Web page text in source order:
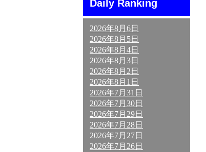
Daily Ranking
2026年8月6日
2026年8月5日
2026年8月4日
2026年8月3日
2026年8月2日
2026年8月1日
2026年7月31日
2026年7月30日
2026年7月29日
2026年7月28日
2026年7月27日
2026年7月26日